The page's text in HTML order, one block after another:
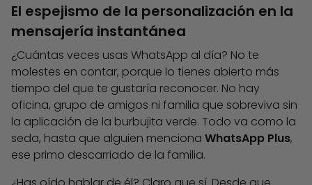
El espejismo de la personalización en la
mensajería instantánea
¿Cuántas veces usas WhatsApp al día? No te
molestes en contar, porque lo tienes abierto más
tiempo del que te gustaría reconocer. No hay
oficina, grupo de amigos ni familia que sobreviva sin
la aplicación de la burbujita verde. Todo va como la
seda, hasta que alguien menciona WhatsApp Plus,
ese primo descarriado de la familia.